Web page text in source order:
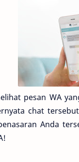
pesan WA
chat
Anda